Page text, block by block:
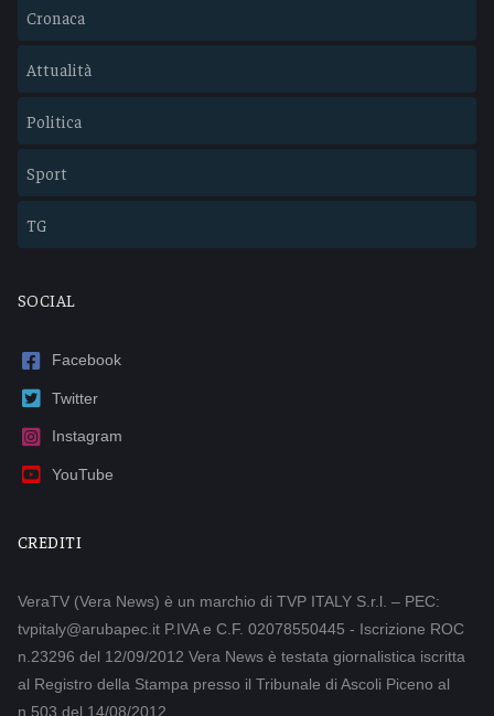
Cronaca
Attualità
Politica
Sport
TG
SOCIAL
Facebook
Twitter
Instagram
YouTube
CREDITI
VeraTV (Vera News) è un marchio di TVP ITALY S.r.l. – PEC:
tvpitaly@arubapec.it P.IVA e C.F. 02078550445 - Iscrizione ROC
n.23296 del 12/09/2012 Vera News è testata giornalistica iscritta
al Registro della Stampa presso il Tribunale di Ascoli Piceno al
n.503 del 14/08/2012.